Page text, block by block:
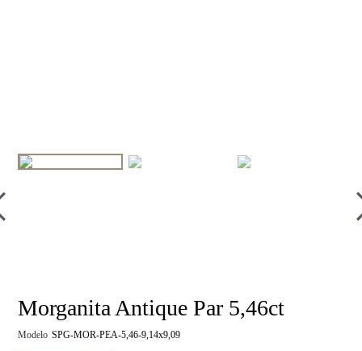
Morganita Antique Par 5,46ct
Modelo SPG-MOR-PEA-5,46-9,14x9,09